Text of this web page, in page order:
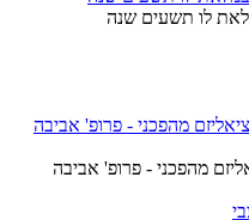
לו תשעים שנה
מהפכני - פרופ' אביבה